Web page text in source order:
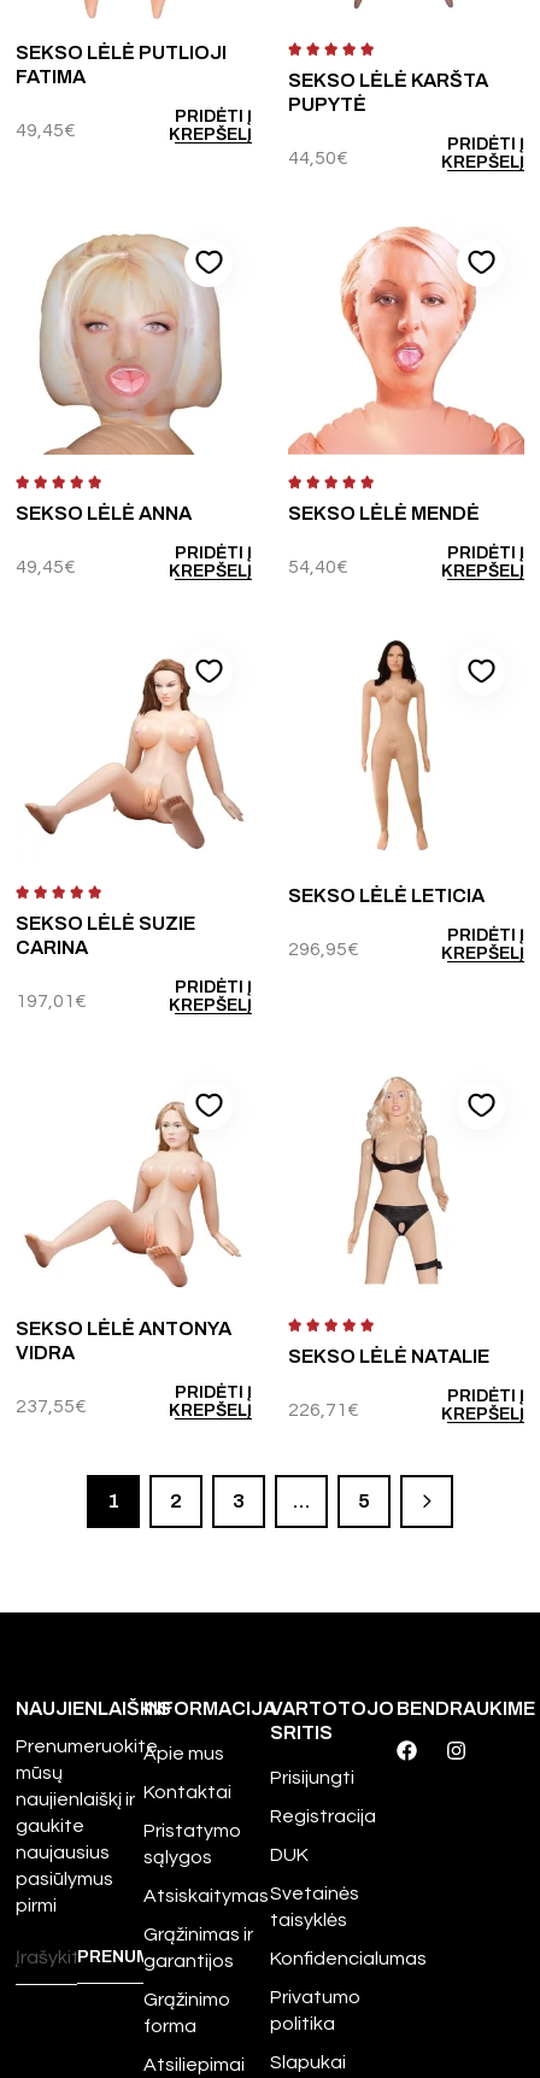
SEKSO LĖLĖ PUTLIOJI
FATIMA
49,45€
PRIDĖTI Į
KREPŠELĮ
SEKSO LĖLĖ KARŠTA
PUPYTĖ
44,50€
PRIDĖTI Į
KREPŠELĮ
SEKSO LĖLĖ ANNA
49,45€
PRIDĖTI Į
KREPŠELĮ
SEKSO LĖLĖ MENDĖ
54,40€
PRIDĖTI Į
KREPŠELĮ
SEKSO LĖLĖ SUZIE
CARINA
197,01 €
PRIDĖTI Į
KREPŠELĮ
SEKSO LĖLĖ LETICIA
296,95€
PRIDĖTI Į
KREPŠELĮ
SEKSO LĖLĖ ANTONYA
VIDRA
237,55€
PRIDĖTI Į
KREPŠELĮ
SEKSO LĖLĖ NATALIE
226,71 €
PRIDĖTI Į
KREPŠELĮ
1 2 3 … 5
NAUJIENLAIŠKIS
Prenumeruokite
mūsų
naujienlaiškį ir
gaukite
naujausius
pasiūlymus
pirmi
INFORMACIJA
Apie mus
Kontaktai
Pristatymo
sąlygos
Atsiskaitymas
Grąžinimas ir
garantijos
Grąžinimo
forma
Atsiliepimai
VARTOTOJO
SRITIS
Prisijungti
Registracija
DUK
Svetainės
taisyklės
Konfidencialumas
Privatumo
politika
Slapukai
BENDRAUKIME